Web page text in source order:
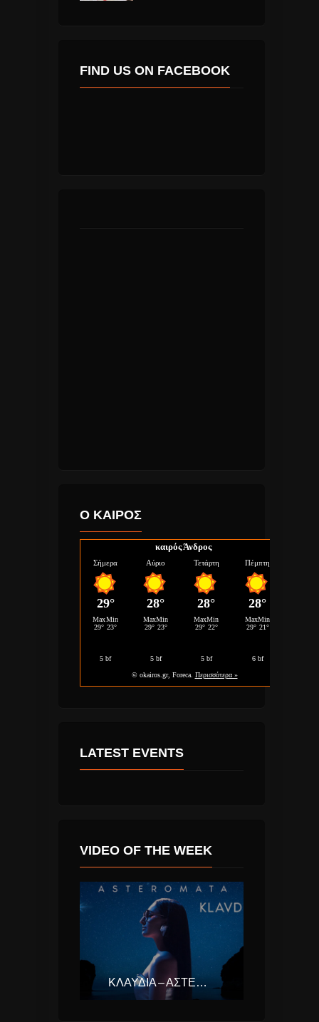
FIND US ON FACEBOOK
Ο ΚΑΙΡΟΣ
καιρός Άνδρος
LATEST EVENTS
VIDEO OF THE WEEK
ΚΛΑΥΔΊΑ – ΑΣΤΕΡΟΜΆΤΑ (EUROVISION ΕΛΛΆΔΑ 2025)